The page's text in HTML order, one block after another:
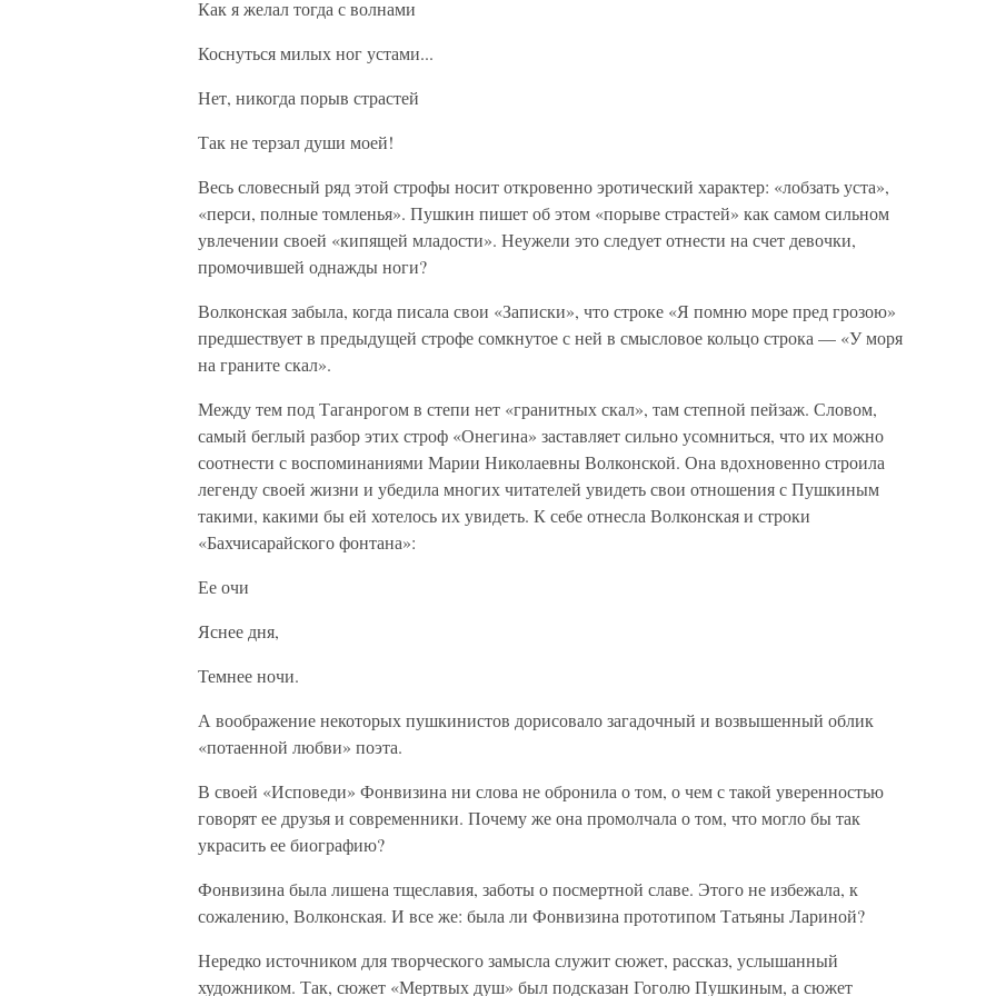
Как я желал тогда с волнами
Коснуться милых ног устами...
Нет, никогда порыв страстей
Так не терзал души моей!
Весь словесный ряд этой строфы носит откровенно эротический характер: «лобзать уста»,
«перси, полные томленья». Пушкин пишет об этом «порыве страстей» как самом сильном
увлечении своей «кипящей младости». Неужели это следует отнести на счет девочки,
промочившей однажды ноги?
Волконская забыла, когда писала свои «Записки», что строке «Я помню море пред грозою»
предшествует в предыдущей строфе сомкнутое с ней в смысловое кольцо строка — «У моря
на граните скал».
Между тем под Таганрогом в степи нет «гранитных скал», там степной пейзаж. Словом,
самый беглый разбор этих строф «Онегина» заставляет сильно усомниться, что их можно
соотнести с воспоминаниями Марии Николаевны Волконской. Она вдохновенно строила
легенду своей жизни и убедила многих читателей увидеть свои отношения с Пушкиным
такими, какими бы ей хотелось их увидеть. К себе отнесла Волконская и строки
«Бахчисарайского фонтана»:
Ее очи
Яснее дня,
Темнее ночи.
А воображение некоторых пушкинистов дорисовало загадочный и возвышенный облик
«потаенной любви» поэта.
В своей «Исповеди» Фонвизина ни слова не обронила о том, о чем с такой уверенностью
говорят ее друзья и современники. Почему же она промолчала о том, что могло бы так
украсить ее биографию?
Фонвизина была лишена тщеславия, заботы о посмертной славе. Этого не избежала, к
сожалению, Волконская. И все же: была ли Фонвизина прототипом Татьяны Лариной?
Нередко источником для творческого замысла служит сюжет, рассказ, услышанный
художником. Так, сюжет «Мертвых душ» был подсказан Гоголю Пушкиным, а сюжет